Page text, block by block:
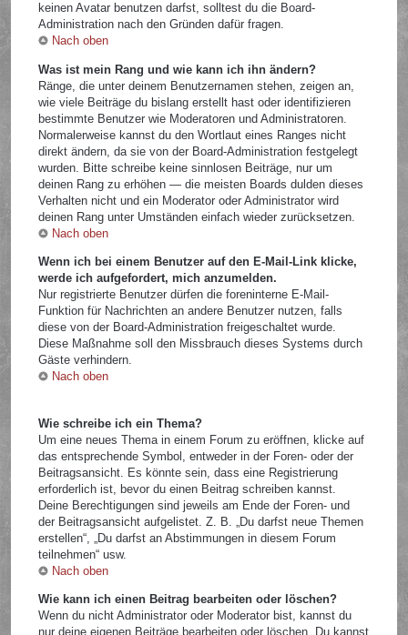
keinen Avatar benutzen darfst, solltest du die Board-
Administration nach den Gründen dafür fragen.
Nach oben
Was ist mein Rang und wie kann ich ihn ändern?
Ränge, die unter deinem Benutzernamen stehen, zeigen an,
wie viele Beiträge du bislang erstellt hast oder identifizieren
bestimmte Benutzer wie Moderatoren und Administratoren.
Normalerweise kannst du den Wortlaut eines Ranges nicht
direkt ändern, da sie von der Board-Administration festgelegt
wurden. Bitte schreibe keine sinnlosen Beiträge, nur um
deinen Rang zu erhöhen — die meisten Boards dulden dieses
Verhalten nicht und ein Moderator oder Administrator wird
deinen Rang unter Umständen einfach wieder zurücksetzen.
Nach oben
Wenn ich bei einem Benutzer auf den E-Mail-Link klicke,
werde ich aufgefordert, mich anzumelden.
Nur registrierte Benutzer dürfen die foreninterne E-Mail-
Funktion für Nachrichten an andere Benutzer nutzen, falls
diese von der Board-Administration freigeschaltet wurde.
Diese Maßnahme soll den Missbrauch dieses Systems durch
Gäste verhindern.
Nach oben
Wie schreibe ich ein Thema?
Um eine neues Thema in einem Forum zu eröffnen, klicke auf
das entsprechende Symbol, entweder in der Foren- oder der
Beitragsansicht. Es könnte sein, dass eine Registrierung
erforderlich ist, bevor du einen Beitrag schreiben kannst.
Deine Berechtigungen sind jeweils am Ende der Foren- und
der Beitragsansicht aufgelistet. Z. B. „Du darfst neue Themen
erstellen“, „Du darfst an Abstimmungen in diesem Forum
teilnehmen“ usw.
Nach oben
Wie kann ich einen Beitrag bearbeiten oder löschen?
Wenn du nicht Administrator oder Moderator bist, kannst du
nur deine eigenen Beiträge bearbeiten oder löschen. Du kannst